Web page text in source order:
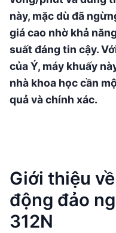
này, mặc dù đã
giá cao nhờ khả
suất đáng tin cậy.
của Ý, máy khuấy
nhà khoa học cần
quả và chính xác.
Giới thiệu
động đảo
312N